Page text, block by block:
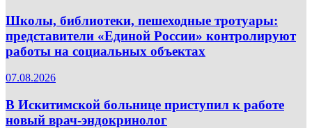
Школы, библиотеки, пешеходные тротуары:
представители «Единой России» контролируют
работы на социальных объектах
07.08.2026
В Искитимской больнице приступил к работе
новый врач-эндокринолог